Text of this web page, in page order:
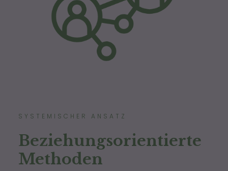
SYSTEMISCHER ANSATZ
Beziehungsorientierte
Methoden